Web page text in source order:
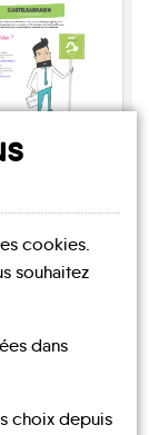
Gavray
cookies.
souhaitez
dans
choix depuis